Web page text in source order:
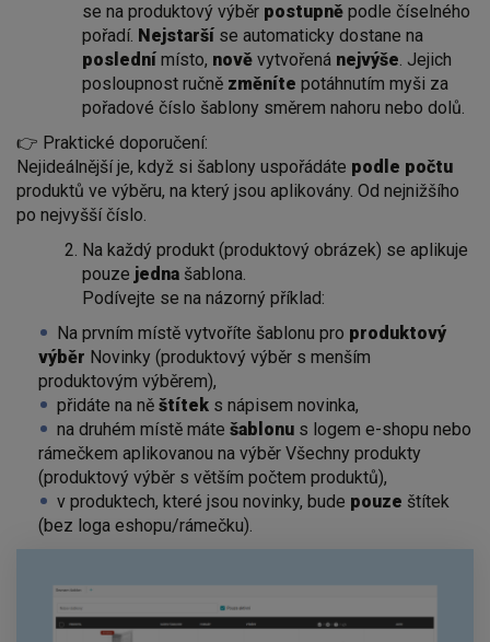
se na produktový výběr postupně podle číselného
pořadí. Nejstarší se automaticky dostane na
poslední místo, nově vytvořená nejvýše. Jejich
posloupnost ručně změníte potáhnutím myši za
pořadové číslo šablony směrem nahoru nebo dolů.
👉 Praktické doporučení:
Nejideálnější je, když si šablony uspořádáte podle počtu
produktů ve výběru, na který jsou aplikovány. Od nejnižšího
po nejvyšší číslo.
Na každý produkt (produktový obrázek) se aplikuje
pouze jedna šablona.
Podívejte se na názorný příklad:
Na prvním místě vytvoříte šablonu pro produktový
výběr Novinky (produktový výběr s menším
produktovým výběrem),
přidáte na ně štítek s nápisem novinka,
na druhém místě máte šablonu s logem e-shopu nebo
rámečkem aplikovanou na výběr Všechny produkty
(produktový výběr s větším počtem produktů),
v produktech, které jsou novinky, bude pouze štítek
(bez loga eshopu/rámečku).